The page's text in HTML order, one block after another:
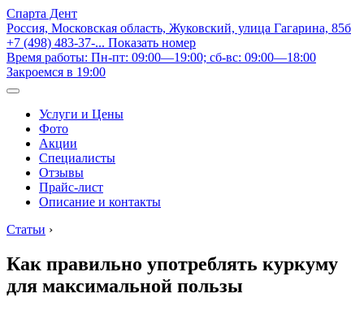
Спарта Дент
Россия, Московская область, Жуковский, улица Гагарина, 85б
+7 (498) 483-37-... Показать номер
Время работы: Пн-пт: 09:00—19:00; сб-вс: 09:00—18:00
Закроемся в 19:00
Услуги и Цены
Фото
Акции
Специалисты
Отзывы
Прайс-лист
Описание и контакты
Статьи ›
Как правильно употреблять куркуму
для максимальной пользы